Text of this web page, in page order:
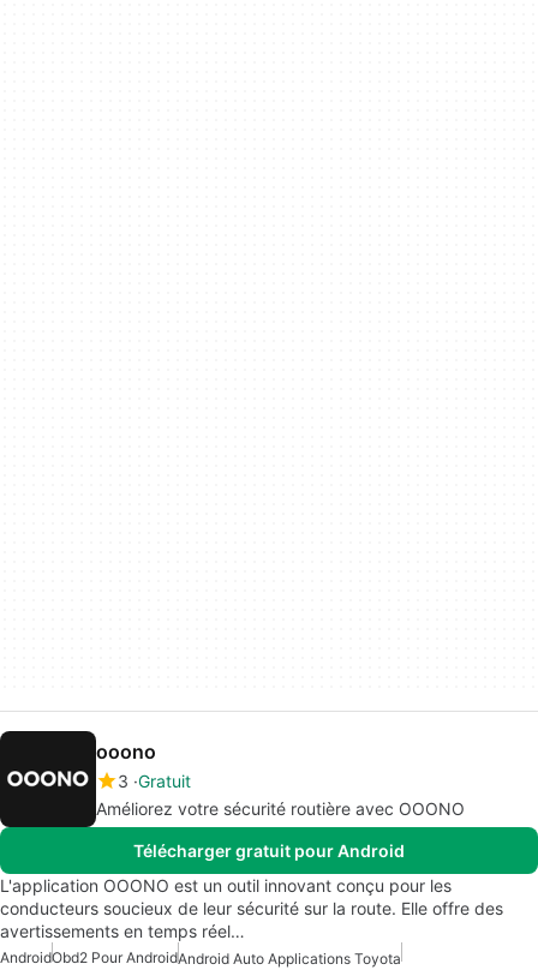
ooono
3 Gratuit
Améliorez votre sécurité routière avec OOONO
Télécharger gratuit pour Android
L'application OOONO est un outil innovant conçu pour les
conducteurs soucieux de leur sécurité sur la route. Elle offre des
avertissements en temps réel…
AndroidObd2 Pour AndroidAndroid Auto Applications Toyota